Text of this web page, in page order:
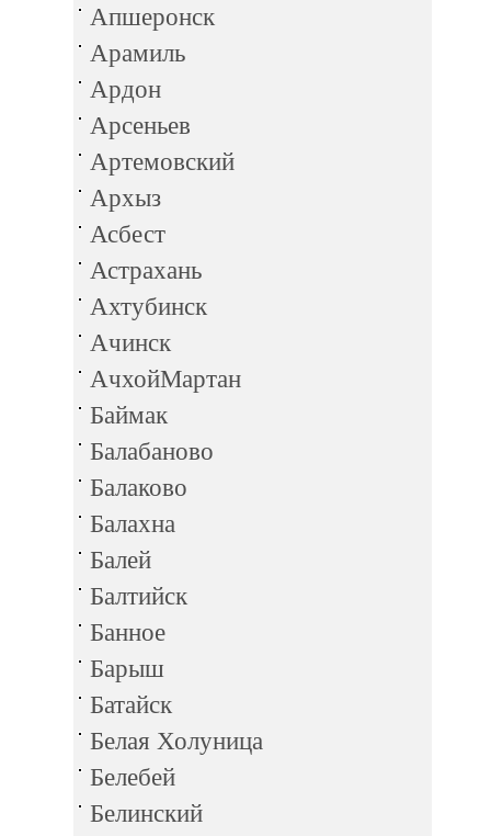
Апшеронск
Арамиль
Ардон
Арсеньев
Артемовский
Архыз
Асбест
Астрахань
Ахтубинск
Ачинск
АчхойМартан
Баймак
Балабаново
Балаково
Балахна
Балей
Балтийск
Банное
Барыш
Батайск
Белая Холуница
Белебей
Белинский